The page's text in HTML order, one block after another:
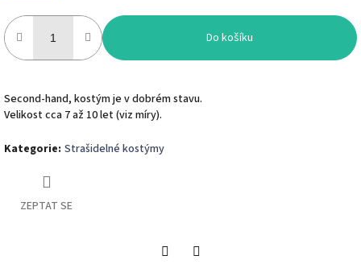
Do košíku
Second-hand, kostým je v dobrém stavu.
Velikost cca 7 až 10 let (viz míry).
Kategorie: Strašidelné kostýmy
ZEPTAT SE